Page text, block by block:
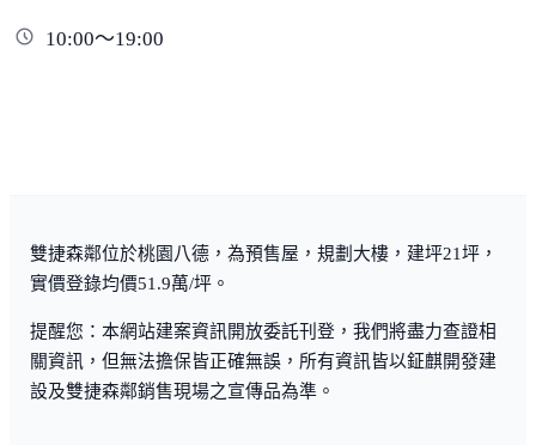
10:00～19:00
雙捷森鄰位於桃園八德，為預售屋，規劃大樓，建坪21坪，
實價登錄均價51.9萬/坪。
提醒您：本網站建案資訊開放委託刊登，我們將盡力查證相
關資訊，但無法擔保皆正確無誤，所有資訊皆以鉦麒開發建
設及雙捷森鄰銷售現場之宣傳品為準。